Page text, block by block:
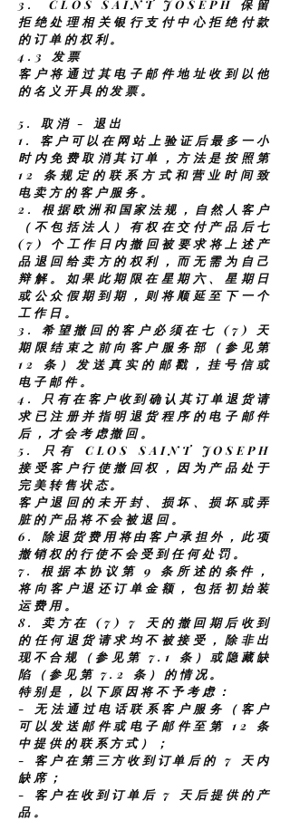
3.
CLOS SAINT JOSEPH 保留
拒绝处理相关银行支付中心拒绝付款
的订单的权利。
4.3 发票
客户将通过其电子邮件地址收到以他
的名义开具的发票。
5. 取消 - 退出
1.
客户可以在网站上验证后最多一小
时内免费取消其订单，方法是按照第
12 条规定的联系方式和营业时间致
电卖方的客户服务。
2.
根据欧洲和国家法规，自然人客户
（不包括法人）有权在交付产品后七
(7) 个工作日内撤回被要求将上述产
品退回给卖方的权利，而无需为自己
辩解。如果此期限在星期六、星期日
或公众假期到期，则将顺延至下一个
工作日。
3.
希望撤回的客户必须在七 (7) 天
期限结束之前向客户服务部（参见第
12 条）发送真实的邮戳，挂号信或
电子邮件。
4.
只有在客户收到确认其订单退货请
求已注册并指明退货程序的电子邮件
后，才会考虑撤回。
5.
只有 CLOS SAINT JOSEPH
接受客户行使撤回权，因为产品处于
完美转售状态。
客户退回的未开封、损坏、损坏或弄
脏的产品将不会被退回。
6.
除退货费用将由客户承担外，此项
撤销权的行使不会受到任何处罚。
7.
根据本协议第 9 条所述的条件，
将向客户退还订单金额，包括初始装
运费用。
8.
卖方在 (7) 7 天的撤回期后收到
的任何退货请求均不被接受，除非出
现不合规（参见第 7.1 条）或隐藏缺
陷（参见第 7.2 条）的情况。
特别是，以下原因将不予考虑：
- 无法通过电话联系客户服务（客户
可以发送邮件或电子邮件至第 12 条
中提供的联系方式）；
- 客户在第三方收到订单后的 7 天内
缺席；
- 客户在收到订单后 7 天后提供的产
品。